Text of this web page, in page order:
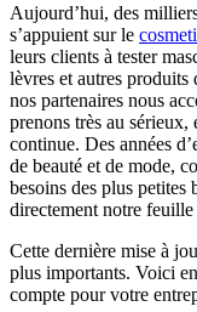
Aujourd’hui, des
s’appuient sur le
leurs clients à tester
lèvres et autres produits
nos partenaires nous
prenons très au sérieux,
continue. Des années
de beauté et de mode,
besoins des plus petites
directement notre
Cette dernière mise à
plus importants. Voici
compte pour votre